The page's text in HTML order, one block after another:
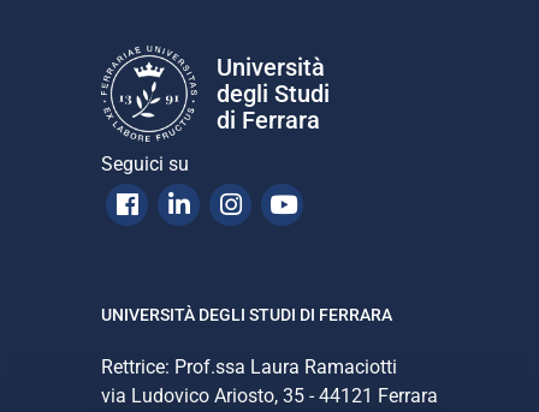
Università
degli Studi
di Ferrara
Seguici su
Facebook
LinkedinInstagram
Youtube
UNIVERSITÀ DEGLI STUDI DI FERRARA
Rettrice: Prof.ssa Laura Ramaciotti
via Ludovico Ariosto, 35 - 44121 Ferrara